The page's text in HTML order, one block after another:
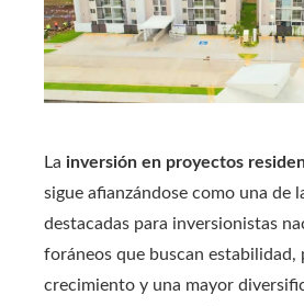
La inversión en proyectos
sigue afianzándose como una de
destacadas para inversionistas
foráneos que buscan estabilidad,
crecimiento y una mayor